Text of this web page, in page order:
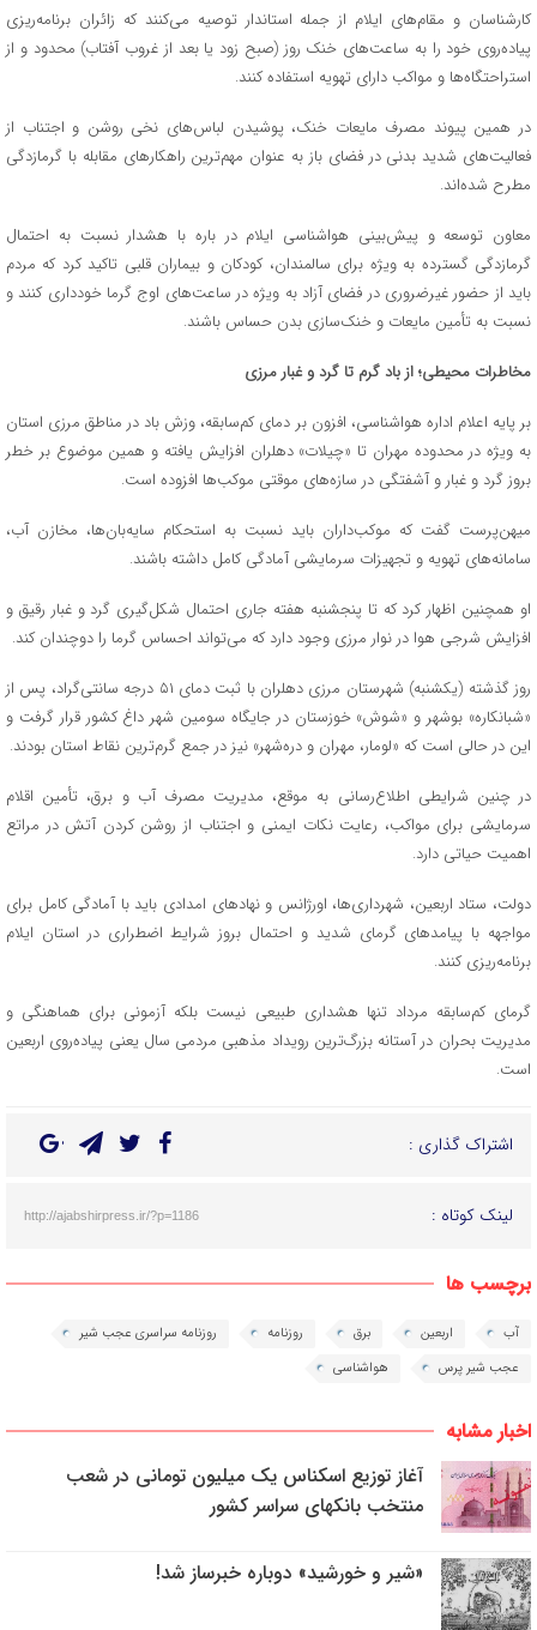
کارشناسان و مقام‌های ایلام از جمله استاندار توصیه می‌کنند که زائران برنامه‌ریزی
پیاده‌روی خود را به ساعت‌های خنک روز (صبح‌ زود یا بعد از غروب آفتاب) محدود و از
استراحتگاه‌ها و مواکب دارای تهویه استفاده کنند.
در همین پیوند مصرف مایعات خنک، پوشیدن لباس‌های نخی روشن و اجتناب از
فعالیت‌های شدید بدنی در فضای باز به عنوان مهم‌ترین راهکارهای مقابله با گرمازدگی
مطرح شده‌اند.
معاون توسعه و پیش‌بینی هواشناسی ایلام در باره با هشدار نسبت به احتمال
گرمازدگی گسترده به‌ ویژه برای سالمندان، کودکان و بیماران قلبی تاکید کرد که مردم
باید از حضور غیرضروری در فضای آزاد به‌ ویژه در ساعت‌های اوج گرما خودداری کنند و
نسبت به تأمین مایعات و خنک‌سازی بدن حساس باشند.
مخاطرات محیطی؛ از باد گرم تا گرد و غبار مرزی
بر پایه اعلام اداره هواشناسی، افزون بر دمای کم‌سابقه، وزش باد در مناطق مرزی استان
به‌ ویژه در محدوده مهران تا «چیلات» دهلران افزایش یافته و همین موضوع بر خطر
بروز گرد و غبار و آشفتگی در سازه‌های موقتی موکب‌ها افزوده است.
میهن‌پرست گفت که موکب‌داران باید نسبت به استحکام سایه‌بان‌ها، مخازن آب،
سامانه‌های تهویه و تجهیزات سرمایشی آمادگی کامل داشته باشند.
او همچنین اظهار کرد که تا پنجشنبه هفته جاری احتمال شکل‌گیری گرد و غبار رقیق و
افزایش شرجی هوا در نوار مرزی وجود دارد که می‌تواند احساس گرما را دوچندان کند.
روز گذشته (یکشنبه) شهرستان مرزی دهلران با ثبت دمای ۵۱ درجه سانتی‌گراد، پس از
«شبانکاره» بوشهر و «شوش» خوزستان در جایگاه سومین شهر داغ کشور قرار گرفت و
این در حالی است که «لومار، مهران و دره‌شهر» نیز در جمع گرم‌ترین نقاط استان بودند.
در چنین شرایطی اطلاع‌رسانی به‌ موقع، مدیریت مصرف آب و برق، تأمین اقلام
سرمایشی برای مواکب، رعایت نکات ایمنی و اجتناب از روشن کردن آتش در مراتع
اهمیت حیاتی دارد.
دولت، ستاد اربعین، شهرداری‌ها، اورژانس و نهادهای امدادی باید با آمادگی کامل برای
مواجهه با پیامدهای گرمای شدید و احتمال بروز شرایط اضطراری در استان ایلام
برنامه‌ریزی کنند.
گرمای کم‌سابقه مرداد تنها هشداری طبیعی نیست بلکه آزمونی برای هماهنگی و
مدیریت بحران در آستانه بزرگ‌ترین رویداد مذهبی مردمی سال یعنی پیاده‌روی اربعین
است.
اشتراک گذاری :
لینک کوتاه : http://ajabshirpress.ir/?p=1186
برچسب ها
آب اربعین برق روزنامه
روزنامه سراسری عجب شیر
عجب شیر پرس
هواشناسی
اخبار مشابه
آغاز توزیع اسکناس یک میلیون تومانی در شعب
منتخب بانکهای سراسر کشور
«شیر و خورشید» دوباره خبرساز شد!